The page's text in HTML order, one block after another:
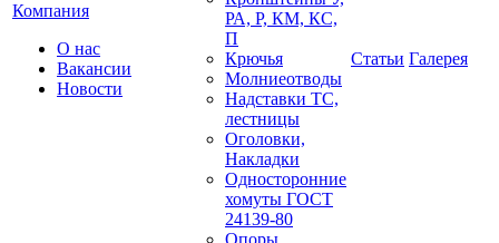
Компания
О нас
Вакансии
Новости
РА, Р, КМ, КС,
П
Крючья
Молниеотводы
Надставки ТС,
лестницы
Оголовки,
Накладки
Односторонние
хомуты ГОСТ
24139-80
Опоры
Статьи Галерея